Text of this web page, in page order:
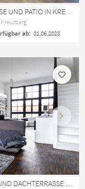
ab: 01.06.2028
LUXURIÖSES TOWNHOUSE MIT 270 M² UND DACHTERRASSE IN RUMMELSBURG